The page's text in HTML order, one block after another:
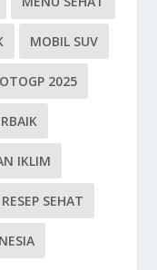
MOBIL SUV
2025
IKLIM
RESEP SEHAT